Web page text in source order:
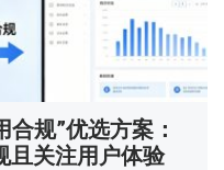
合规”优选方案：
且关注用户体验